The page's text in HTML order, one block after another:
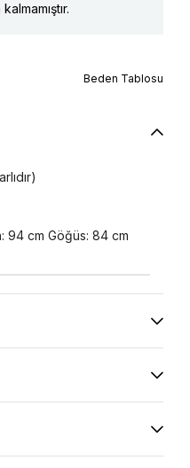
Beden Tablosu
94 cm Göğüs: 84 cm